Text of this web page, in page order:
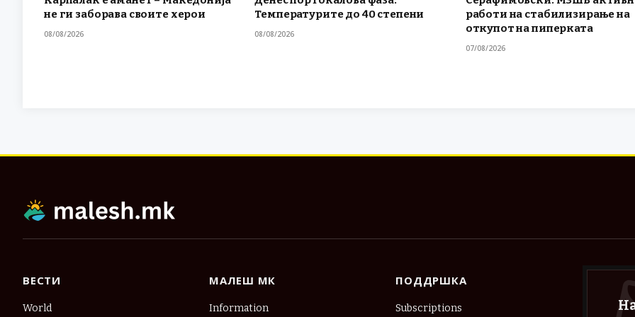
не ги заборава своите херои
08/08/2026
Температурите до 40 степени
08/08/2026
работи на стабилизирање на
откупот на пиперката
07/08/2026
ВЕСТИ
World
МАЛЕШ МК
Information
ПОДДРШКА
Subscriptions